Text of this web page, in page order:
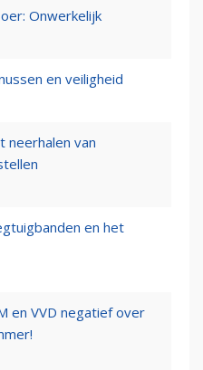
Onwerkelijk
en veiligheid
neerhalen van
en het
en VVD negatief over